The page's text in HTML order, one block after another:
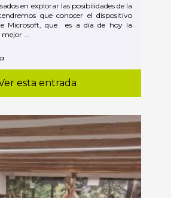
en explorar las posibilidades de la
que conocer el dispositivo
Microsoft, que es a día de hoy la
...
esta entrada